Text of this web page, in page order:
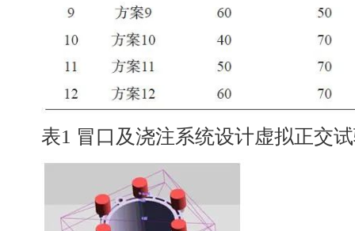
表1 冒口及浇注系统设计虚拟正交